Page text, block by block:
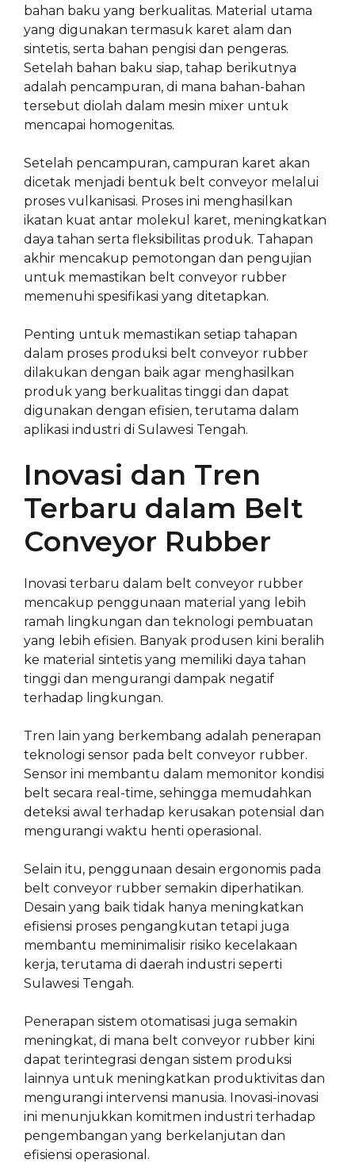
bahan baku yang berkualitas. Material utama
yang digunakan termasuk karet alam dan
sintetis, serta bahan pengisi dan pengeras.
Setelah bahan baku siap, tahap berikutnya
adalah pencampuran, di mana bahan-bahan
tersebut diolah dalam mesin mixer untuk
mencapai homogenitas.
Setelah pencampuran, campuran karet akan
dicetak menjadi bentuk belt conveyor melalui
proses vulkanisasi. Proses ini menghasilkan
ikatan kuat antar molekul karet, meningkatkan
daya tahan serta fleksibilitas produk. Tahapan
akhir mencakup pemotongan dan pengujian
untuk memastikan belt conveyor rubber
memenuhi spesifikasi yang ditetapkan.
Penting untuk memastikan setiap tahapan
dalam proses produksi belt conveyor rubber
dilakukan dengan baik agar menghasilkan
produk yang berkualitas tinggi dan dapat
digunakan dengan efisien, terutama dalam
aplikasi industri di Sulawesi Tengah.
Inovasi dan Tren
Terbaru dalam Belt
Conveyor Rubber
Inovasi terbaru dalam belt conveyor rubber
mencakup penggunaan material yang lebih
ramah lingkungan dan teknologi pembuatan
yang lebih efisien. Banyak produsen kini beralih
ke material sintetis yang memiliki daya tahan
tinggi dan mengurangi dampak negatif
terhadap lingkungan.
Tren lain yang berkembang adalah penerapan
teknologi sensor pada belt conveyor rubber.
Sensor ini membantu dalam memonitor kondisi
belt secara real-time, sehingga memudahkan
deteksi awal terhadap kerusakan potensial dan
mengurangi waktu henti operasional.
Selain itu, penggunaan desain ergonomis pada
belt conveyor rubber semakin diperhatikan.
Desain yang baik tidak hanya meningkatkan
efisiensi proses pengangkutan tetapi juga
membantu meminimalisir risiko kecelakaan
kerja, terutama di daerah industri seperti
Sulawesi Tengah.
Penerapan sistem otomatisasi juga semakin
meningkat, di mana belt conveyor rubber kini
dapat terintegrasi dengan sistem produksi
lainnya untuk meningkatkan produktivitas dan
mengurangi intervensi manusia. Inovasi-inovasi
ini menunjukkan komitmen industri terhadap
pengembangan yang berkelanjutan dan
efisiensi operasional.